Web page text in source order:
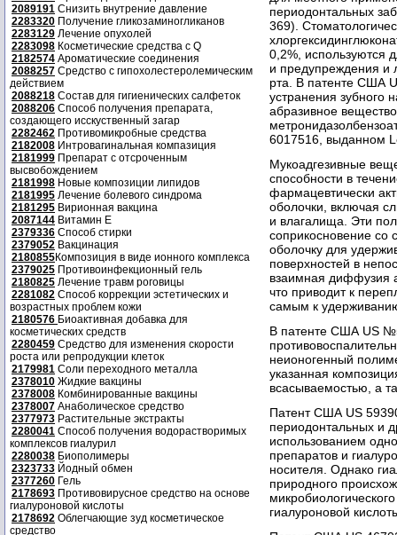
2089191 Снизить внутрение давление
2283320 Получение гликозаминогликанов
2283129 Лечение опухолей
2283098 Косметические средства с Q
2182574 Ароматические соединения
2088257 Средство с гипохолестеролемическим
действием
2088218 Состав для гигиенических салфеток
2088206 Способ получения препарата,
создающего исскуственный загар
2282462 Противомикробные средства
2182008 Интровагинальная компазиция
2181999 Препарат с отсроченным
высвобождением
2181998 Новые композиции липидов
2181995 Лечение болевого синдрома
2181295 Вирионная вакцина
2087144 Витамин Е
2379336 Способ стирки
2379052 Вакцинация
2180855Композиция в виде ионного комплекса
2379025 Противоинфекционный гель
2180825 Лечение травм роговицы
2281082 Способ коррекции эстетических и
возрастных проблем кожи
2180576 Биоактивная добавка для
косметических средств
2280459 Средство для изменения скорости
роста или репродукции клеток
2179981 Соли переходного металла
2378010 Жидкие вакцины
2378008 Комбинированные вакцины
2378007 Анаболическое средство
2377973 Растительные экстракты
2280041 Способ получения водорастворимых
комплексов гиалурил
2280038 Биополимеры
2323733 Йодный обмен
2377260 Гель
2178693 Противовирусное средство на основе
гиалуроновой кислоты
2178692 Облегчающие зуд косметическое
средство
периодонтальных
369).
0,2%, используются
и предупреждения и
рта. В патенте США
устранения зубного
абразивное
6017516, выданном
Мукоадгезивные
способности в
фармацевтически
оболочки, включая
и влагалища. Эти
соприкосновение со
оболочку для
поверхностей в
взаимная диффузия
что приводит к
самым к
В патенте США US
неионогенный
указанная
всасываемостью, а
Патент США US
периодонтальных и
использованием
препаратов и
носителя. Однако
природного
гиалуроновой